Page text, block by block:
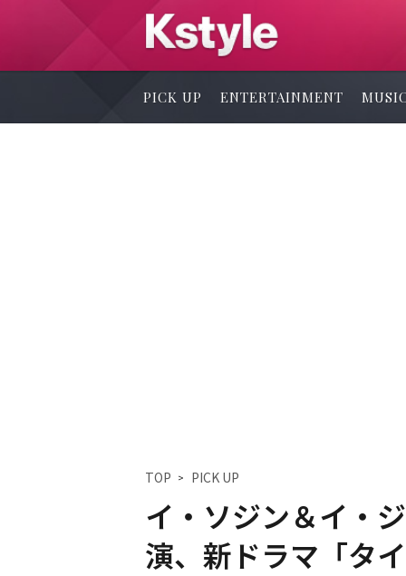
PICK UP ENTERTAINMENT
TOP PICK UP
イ・ソジン＆イ・
演、新ドラマ「タ